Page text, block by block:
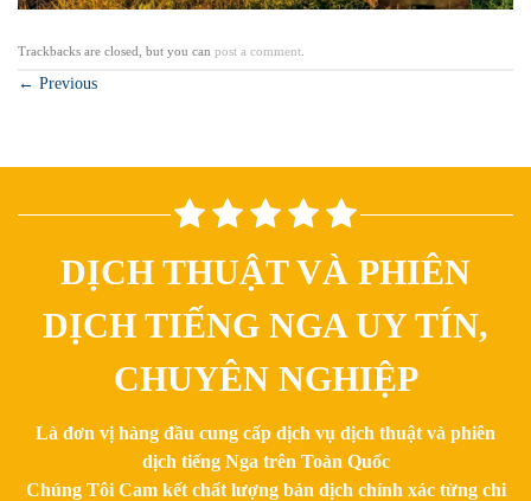
Trackbacks are closed, but you can post a comment
← Previous
DỊCH THUẬT VÀ PHIÊN
DỊCH TIẾNG NGA UY TÍN,
CHUYÊN NGHIỆP
Là đơn vị hàng đầu cung cấp dịch vụ dịch thuật và phiên
dịch tiếng Nga trên Toàn Quốc
Chúng Tôi Cam kết chất lượng bản dịch chính xác từng chi